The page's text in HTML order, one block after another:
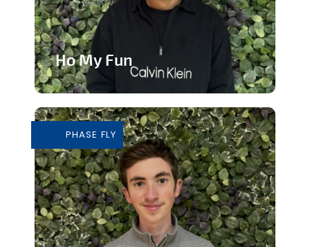
Ho My Fun
inclusive
En savoir plus
PHASE FLY